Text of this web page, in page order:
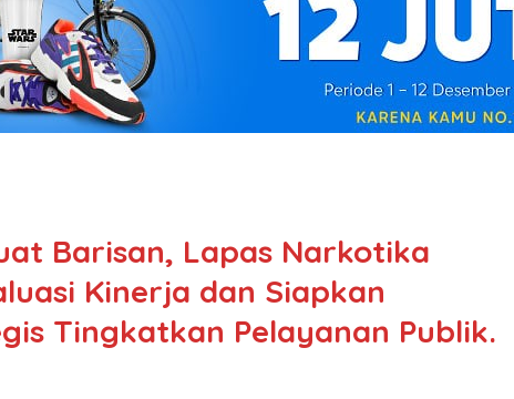
Barisan, Lapas Narkotika
Kinerja dan Siapkan
Tingkatkan Pelayanan Publik.